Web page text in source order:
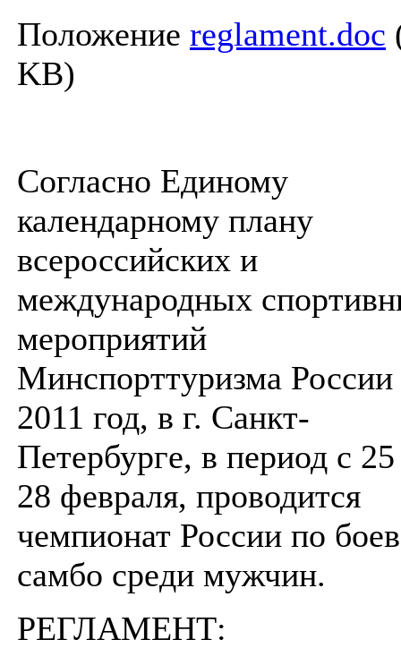
Положение reglament.doc
KB)
Согласно Единому
календарному плану
всероссийских и
международных
мероприятий
Минспорттуризма России
2011 год, в г. Санкт-
Петербурге, в период с
28 февраля, проводится
чемпионат России по
самбо среди мужчин.
РЕГЛАМЕНТ: